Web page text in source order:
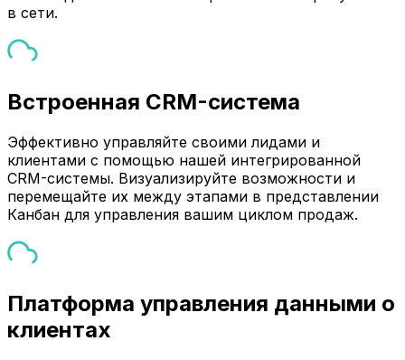
в сети.
Встроенная CRM-система
Эффективно управляйте своими лидами и
клиентами с помощью нашей интегрированной
CRM-системы. Визуализируйте возможности и
перемещайте их между этапами в представлении
Канбан для управления вашим циклом продаж.
Платформа управления данными о
клиентах